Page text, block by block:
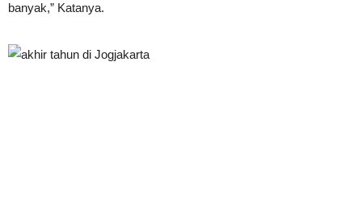
banyak,” Katanya.